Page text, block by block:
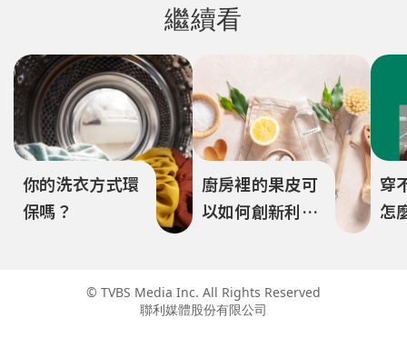
繼續看
你的洗衣方式環
保嗎？
廚房裡的果皮可
以如何創新利
穿
怎
© TVBS Media Inc. All Rights Reserved
聯利媒體股份有限公司